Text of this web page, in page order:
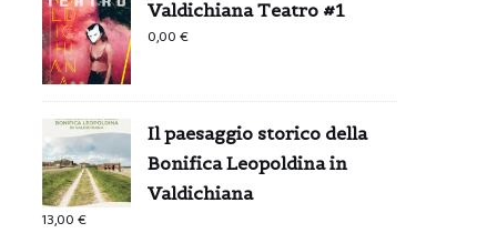
Valdichiana Teatro #1
0,00€
Il paesaggio storico della
Bonifica Leopoldina in
Valdichiana
13,00€